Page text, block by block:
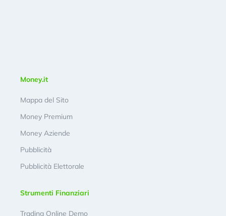
Money.it
Mappa del Sito
Money Premium
Money Aziende
Pubblicità
Pubblicità Elettorale
Strumenti Finanziari
Trading Online Demo